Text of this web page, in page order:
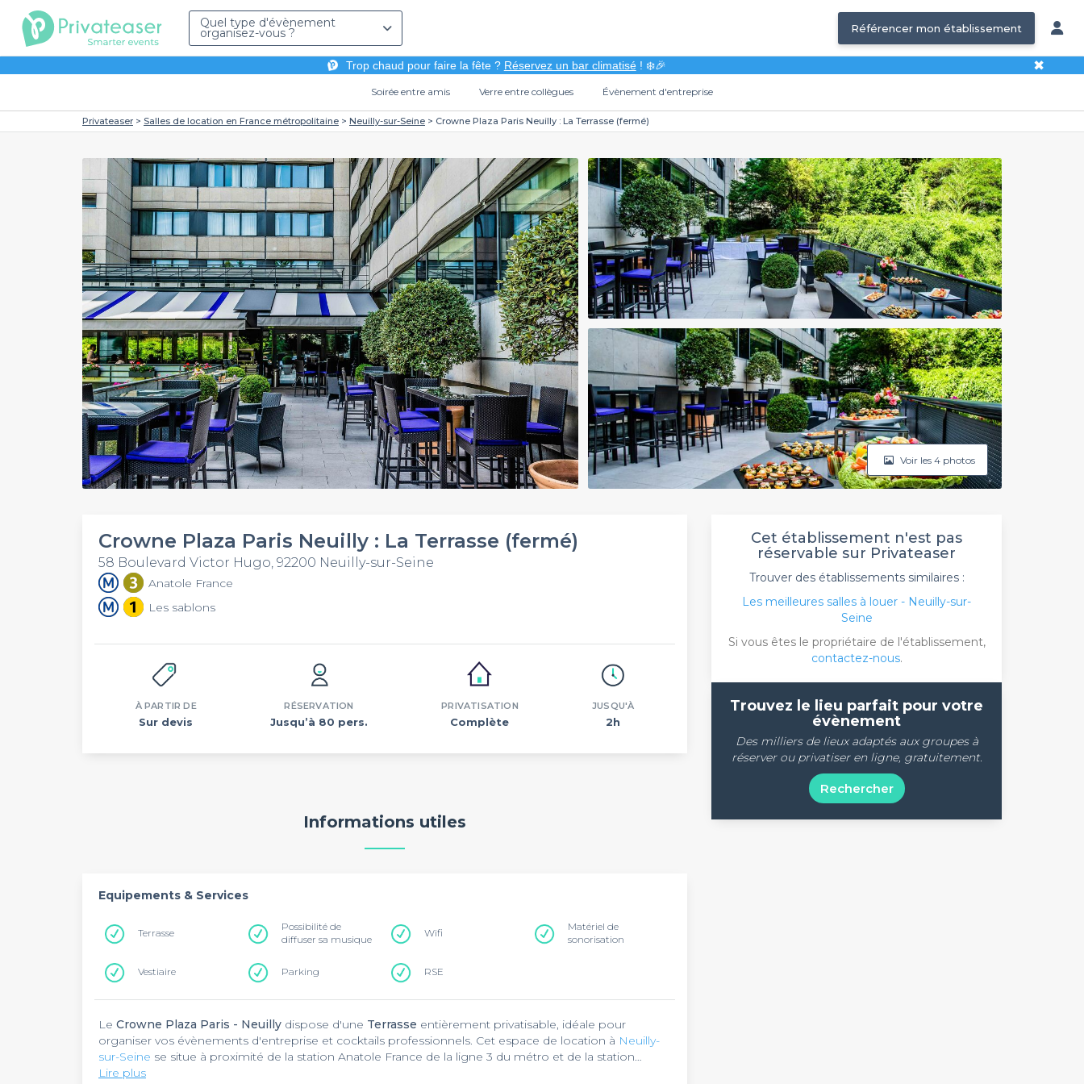
Quel type d'évènement
organisez-vous ? Référencer mon établissement
Trop chaud pour faire la fête ? Réservez un bar climatisé! ❄️🎉 ✖
Soirée entre amis Verre entre collègues Évènement d'entreprise
Privateaser Salles de location en France métropolitaine Neuilly-sur-Seine Crowne Plaza Paris Neuilly : La Terrasse (fermé)
Voir les 4 photos
Crowne Plaza Paris Neuilly : La Terrasse (fermé)
58 Boulevard Victor Hugo, 92200 Neuilly-sur-Seine
Anatole France
Les sablons
À PARTIR DE
Sur devis
RÉSERVATION
Jusqu’à 80 pers.
PRIVATISATION
Complète
JUSQU'À
2h
Informations utiles
Equipements & Services
Terrasse
Possibilité de
diffuser sa musique
Wifi
Matériel de
sonorisation
Vestiaire Parking RSE
Le Crowne Plaza Paris - Neuilly dispose d'une Terrasse entièrement privatisable, idéale pour
organiser vos évènements d'entreprise et cocktails professionnels. Cet espace de location à Neuilly-
sur-Seine se situe à proximité de la station Anatole France de la ligne 3 du métro et de la station
Sablons sur la ligne 1.
Lire plus
Cet établissement n'est pas
réservable sur Privateaser
Trouver des établissements similaires :
Les meilleures salles à louer - Neuilly-sur-
Seine
Si vous êtes le propriétaire de l'établissement,
contactez-nous.
Trouvez le lieu parfait pour votre
évènement
Des milliers de lieux adaptés aux groupes à
réserver ou privatiser en ligne, gratuitement.
Rechercher